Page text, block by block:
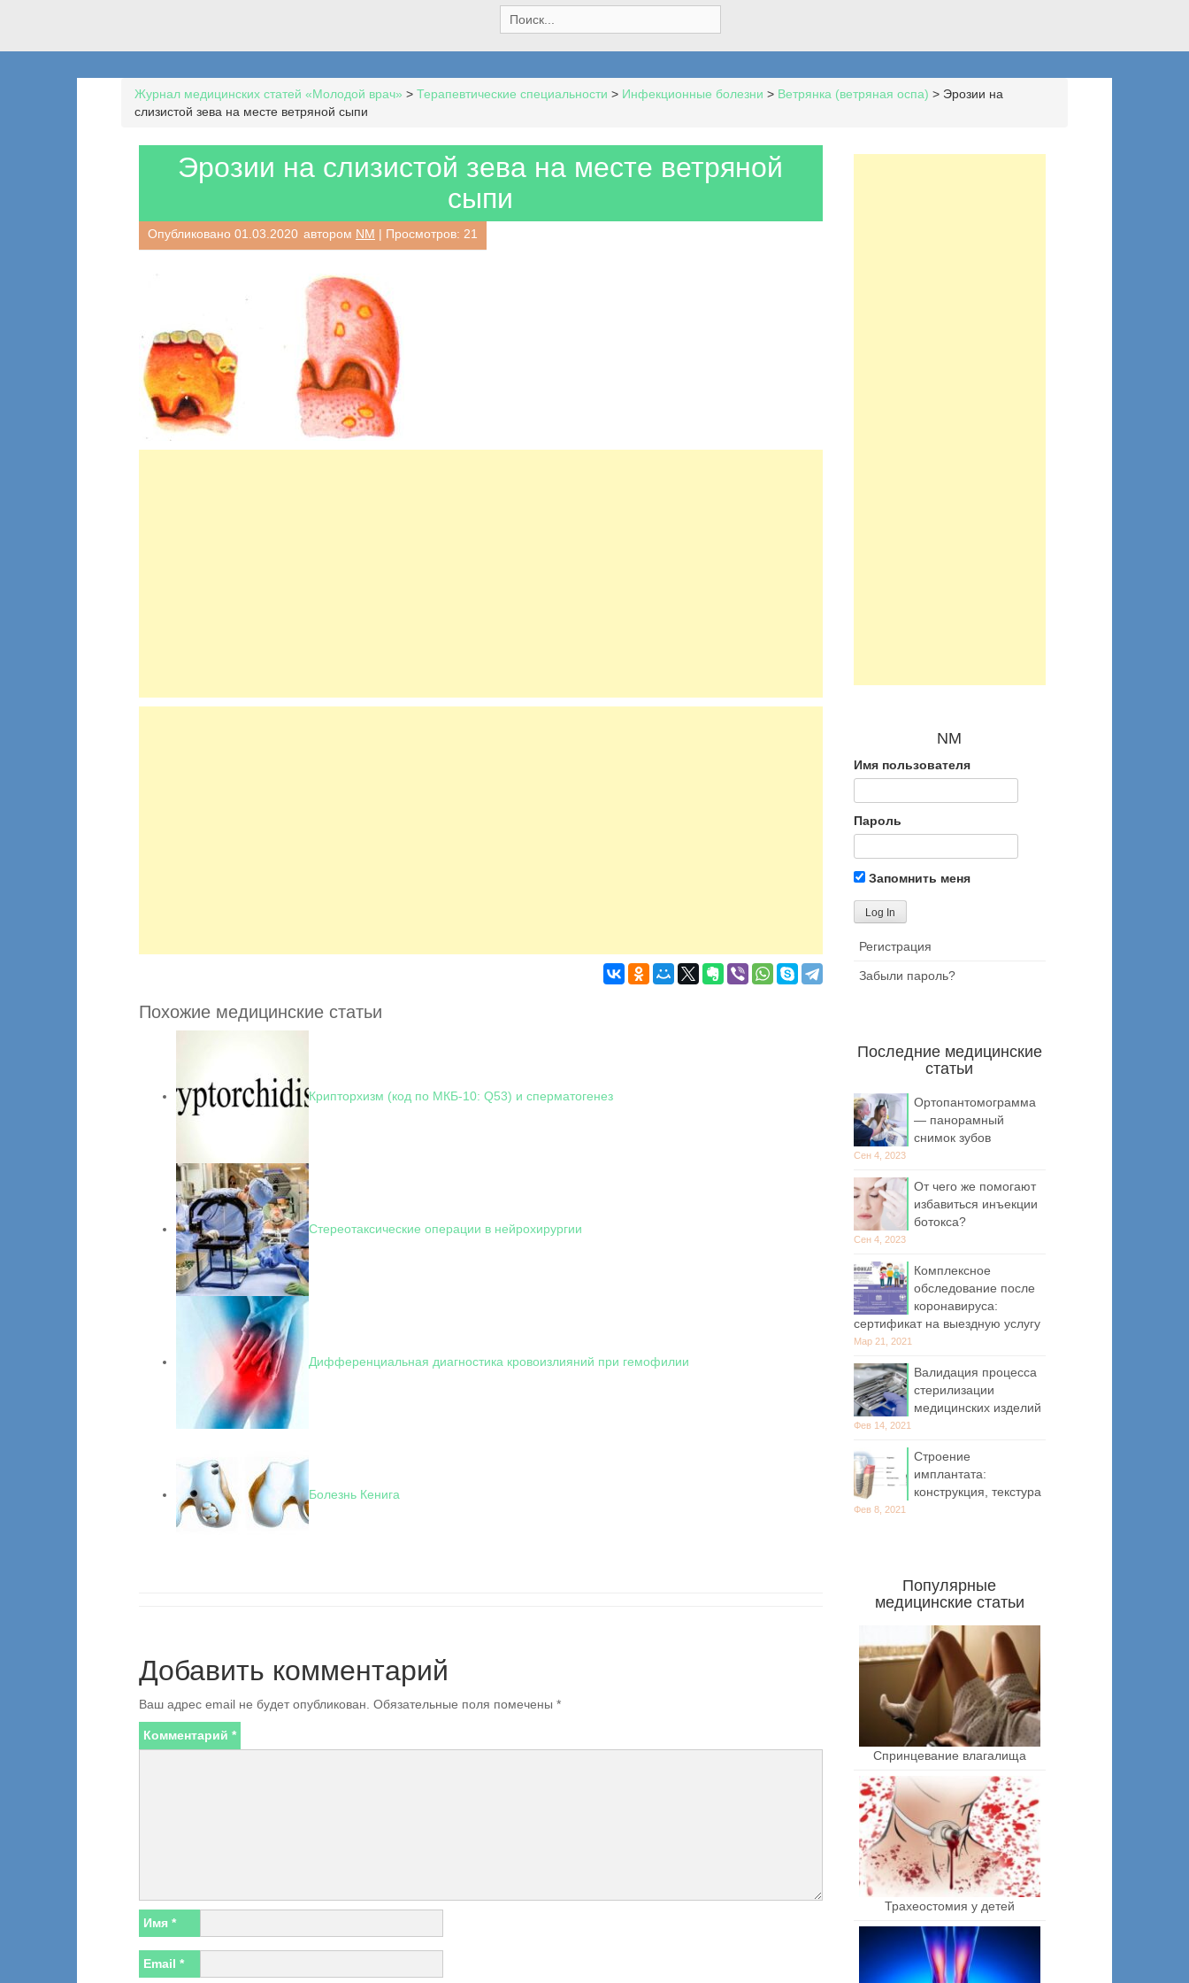
e
a
h
:
Журнал медицинских статей «Молодой врач» > Терапевтические специальности > Инфекционные болезни > Ветрянка (ветряная оспа) > Эрозии на
слизистой зева на месте ветряной сыпи
Эрозии на слизистой зева на месте ветряной
сыпи
Опубликовано 01.03.2020 автором NM | Просмотров: 21
Похожие медицинские статьи
Крипторхизм (код по МКБ-10: Q53) и сперматогенез
Стереотаксические операции в нейрохирургии
Дифференциальная диагностика кровоизлияний при гемофилии
Болезнь Кенига
Добавить комментарий
Ваш адрес email не будет опубликован. Обязательные поля помечены *
Комментарий *
Имя *
Email *
NM
Имя пользователя
Пароль
Запомнить меня
Регистрация
Забыли пароль?
Последние медицинские
статьи
Ортопантомограмма
— панорамный
снимок зубов
Сен 4, 2023
От чего же помогают
избавиться инъекции
ботокса?
Сен 4, 2023
Комплексное
обследование после
коронавируса:
сертификат на выездную услугу
Мар 21, 2021
Валидация процесса
стерилизации
медицинских изделий
Фев 14, 2021
Строение
имплантата:
конструкция, текстура
Фев 8, 2021
Популярные
медицинские статьи
Спринцевание влагалища
Трахеостомия у детей